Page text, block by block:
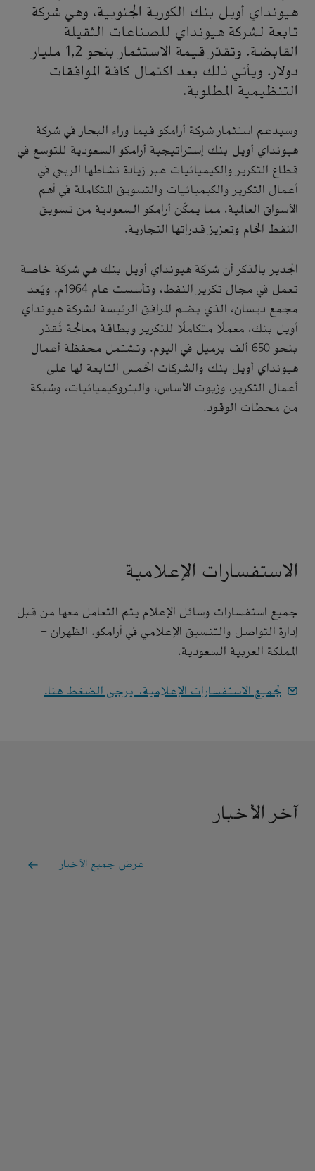
هيونداي أويل بنك الكورية الجنوبية، وهي شركة
تابعة لشركة هيونداي للصناعات الثقيلة
القابضة. وتقدّر قيمة الاستثمار بنحو 1,2 مليار
دولار. ويأتي ذلك بعد اكتمال كافة الموافقات
التنظيمية المطلوبة.
وسيدعم استثمار شركة أرامكو فيما وراء البحار في شركة
هيونداي أويل بنك إستراتيجية أرامكو السعودية للتوسع في
قطاع التكرير والكيميائيات عبر زيادة نشاطها الربحي في
أعمال التكرير والكيميائيات والتسويق المتكاملة في أهم
الأسواق العالمية، مما يمكّن أرامكو السعودية من تسويق
النفط الخام وتعزيز قدراتها التجارية.
الجدير بالذكر أن شركة هيونداي أويل بنك هي شركة خاصة
تعمل في مجال تكرير النفط، وتأسست عام 1964م. ويُعد
مجمع ديسان، الذي يضم المرافق الرئيسة لشركة هيونداي
أويل بنك، معملًا متكاملًا للتكرير وبطاقة معالجة تُقدَّر
بنحو 650 ألف برميل في اليوم. وتشتمل محفظة أعمال
هيونداي أويل بنك والشركات الخمس التابعة لها على
أعمال التكرير، وزيوت الأساس، والبتروكيميائيات، وشبكة
من محطات الوقود.
الاستفسارات الإعلامية
جميع استفسارات وسائل الإعلام يتم التعامل معها من قبل
إدارة التواصل والتنسيق الإعلامي في أرامكو. الظهران -
المملكة العربية السعودية.
لجميع الاستفسارات الإعلامية، يرجى الضغط هنا.
آخر الأخبار
عرض جميع الأخبار